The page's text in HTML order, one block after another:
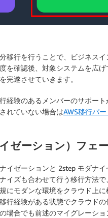
移行を行うことで、ビジネス
を確認後、対象システムを広
完遂させていきます。
経験のあるメンバーのサポー
れていない場合はAWS移行パ
ゼーション）フェ
イゼーションと 2step モダナ
イズも合わせて行う移行方法
にモダンな環境をクラウド上
行経験がある状態でクラウド
場合でも前述のマイグレーシ